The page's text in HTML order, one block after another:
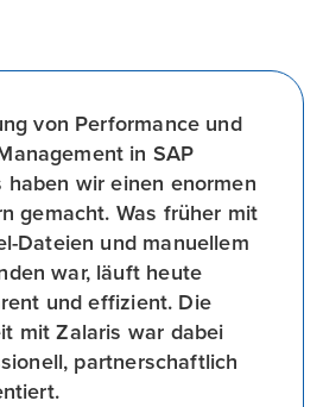
von Performance und
in SAP
haben wir einen enormen
gemacht. Was früher mit
Dateien und manuellem
war, läuft heute
und effizient. Die
mit Zalaris war dabei
partnerschaftlich